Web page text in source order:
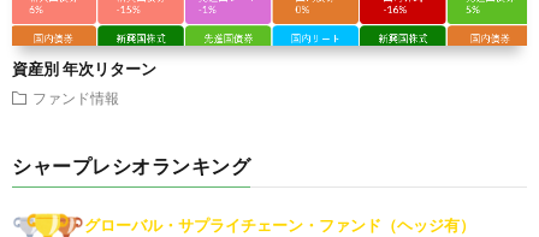
資産別 年次リターン
ファンド情報
シャープレシオランキング
グローバル・サプライチェーン・ファンド（ヘッジ有）